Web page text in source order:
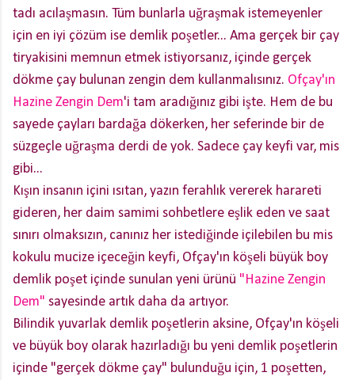
tadı acılaşmasın. Tüm bunlarla uğraşmak istemeyenler
için en iyi çözüm ise demlik poşetler... Ama gerçek bir çay
tiryakisini memnun etmek istiyorsanız, içinde gerçek
dökme çay bulunan zengin dem kullanmalısınız. Ofçay'ın
Hazine Zengin Dem'i tam aradığınız gibi işte. Hem de bu
sayede çayları bardağa dökerken, her seferinde bir de
süzgeçle uğraşma derdi de yok. Sadece çay keyfi var, mis
gibi...
Kışın insanın içini ısıtan, yazın ferahlık vererek harareti
gideren, her daim samimi sohbetlere eşlik eden ve saat
sınırı olmaksızın, canınız her istediğinde içilebilen bu mis
kokulu mucize içeceğin keyfi, Ofçay'ın köşeli büyük boy
demlik poşet içinde sunulan yeni ürünü "Hazine Zengin
Dem" sayesinde artık daha da artıyor.
Bilindik yuvarlak demlik poşetlerin aksine, Ofçay'ın köşeli
ve büyük boy olarak hazırladığı bu yeni demlik poşetlerin
içinde "gerçek dökme çay" bulunduğu için, 1 poşetten,